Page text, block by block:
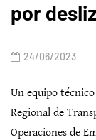
por
24/06/2023
Un equipo
Regional de
Operaciones de